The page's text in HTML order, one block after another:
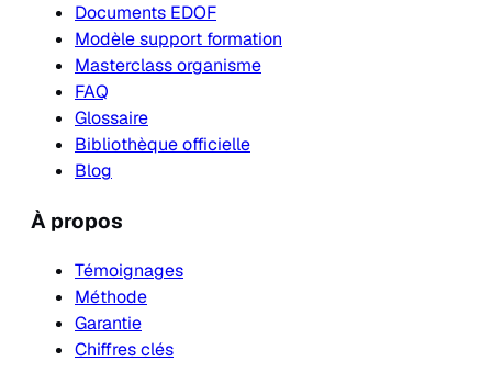
Documents EDOF
Modèle support formation
Masterclass organisme
FAQ
Glossaire
Bibliothèque officielle
Blog
À propos
Témoignages
Méthode
Garantie
Chiffres clés